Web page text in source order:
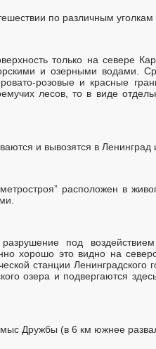
по различным уголкам
только на севере
и озерными водами.
розовые и красные
лесов, то в виде
и вывозятся в Ленинград
расположен в
под
хорошо это видно на
станции Ленинградского
озера и подвергаются
Дружбы (в 6 км южнее